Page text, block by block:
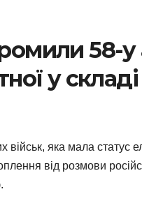
58-
у
яка мала статус
від розмови